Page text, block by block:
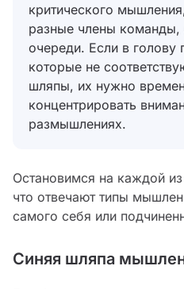
критического
разные члены команды,
очереди. Если в голову
которые не
шляпы, их нужно
концентрировать
размышлениях.
Остановимся на каждой
что отвечают типы
самого себя или
Синяя шляпа